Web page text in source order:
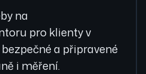
na
pro klienty v
a připravené
i měření.